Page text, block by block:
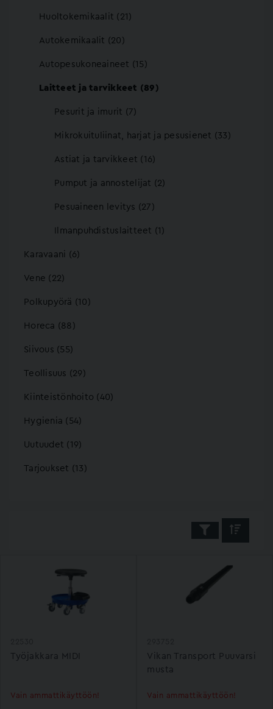
Huoltokemikaalit (21)
Autokemikaalit (20)
Autopesukoneaineet (15)
Laitteet ja tarvikkeet (89)
Pesurit ja imurit (7)
Mikrokuituliinat, harjat ja pesusienet (33)
Astiat ja tarvikkeet (16)
Pumput ja annostelijat (2)
Pesuaineen levitys (27)
Ilmanpuhdistuslaitteet (1)
Karavaani (6)
Vene (22)
Polkupyörä (10)
Horeca (88)
Siivous (55)
Teollisuus (29)
Kiinteistönhoito (40)
Hygienia (54)
Uutuudet (19)
Tarjoukset (13)
Työjakkara MIDI
Vain ammattikäyttöön!
Vikan Transport Puuvarsi
musta
Vain ammattikäyttöön!